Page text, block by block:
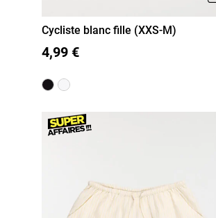
XXS/12A XS/14A S/16A
Cycliste blanc fille (XXS-M)
4,99 €